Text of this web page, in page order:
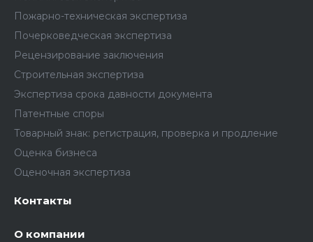
Пожарно-техническая экспертиза
Почерковедческая экспертиза
Рецензирование заключения
Строительная экспертиза
Экспертиза срока давности документа
Патентные споры
Товарный знак: регистрация, проверка и продление
Оценка бизнеса
Оценочная экспертиза
Контакты
О компании